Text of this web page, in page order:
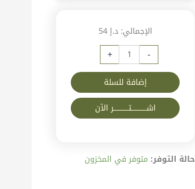
حالة التوفر: متوفر في المخزون
-
+
إضافة للسلة
اشــــــــــتــــــــــر الآن
الإجمالي:د.إ 54